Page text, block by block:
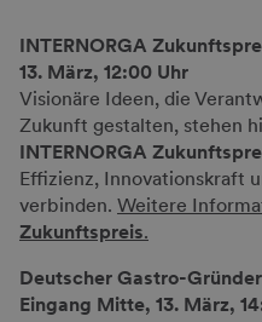
INTERNORGA
13. März, 12:00 Uhr
Visionäre Ideen, die
Zukunft gestalten, stehen
INTERNORGA
Effizienz, Innovationskraft
verbinden. Weitere
Zukunftspreis.
Deutscher Gastro-
Eingang Mitte, 13. März,